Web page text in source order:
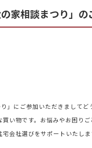
家相談まつり」の
」にご参加いただきましてど
い物です。お悩みやお困り
会社選びをサポートいたし